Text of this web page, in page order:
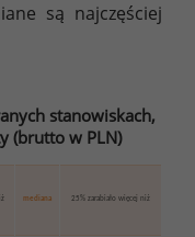
są najczęściej
stanowiskach,
(brutto w PLN)
mediana 25% zarabiało więcej niż